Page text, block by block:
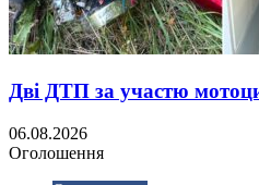
Дві ДТП за участю
06.08.2026
Оголошення